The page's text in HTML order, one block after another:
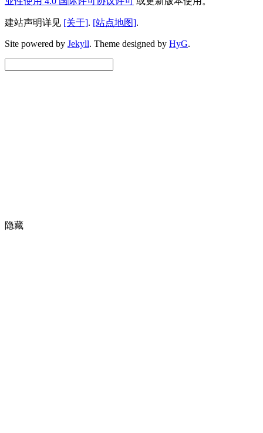
建站声明详见 [关于]. [站点地图].
Site powered by Jekyll. Theme designed by HyG.
隐藏